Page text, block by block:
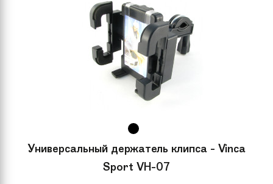
Универсальный держатель клипса - Vinca
Sport VH-07